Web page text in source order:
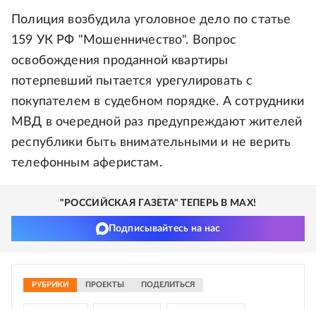
Полиция возбудила уголовное дело по статье
159 УК РФ "Мошенничество". Вопрос
освобождения проданной квартиры
потерпевший пытается урегулировать с
покупателем в судебном порядке. А сотрудники
МВД в очередной раз предупреждают жителей
республики быть внимательными и не верить
телефонным аферистам.
"РОССИЙСКАЯ ГАЗЕТА" ТЕПЕРЬ В MAX!
Подписывайтесь на нас
РУБРИКИ ПРОЕКТЫ ПОДЕЛИТЬСЯ